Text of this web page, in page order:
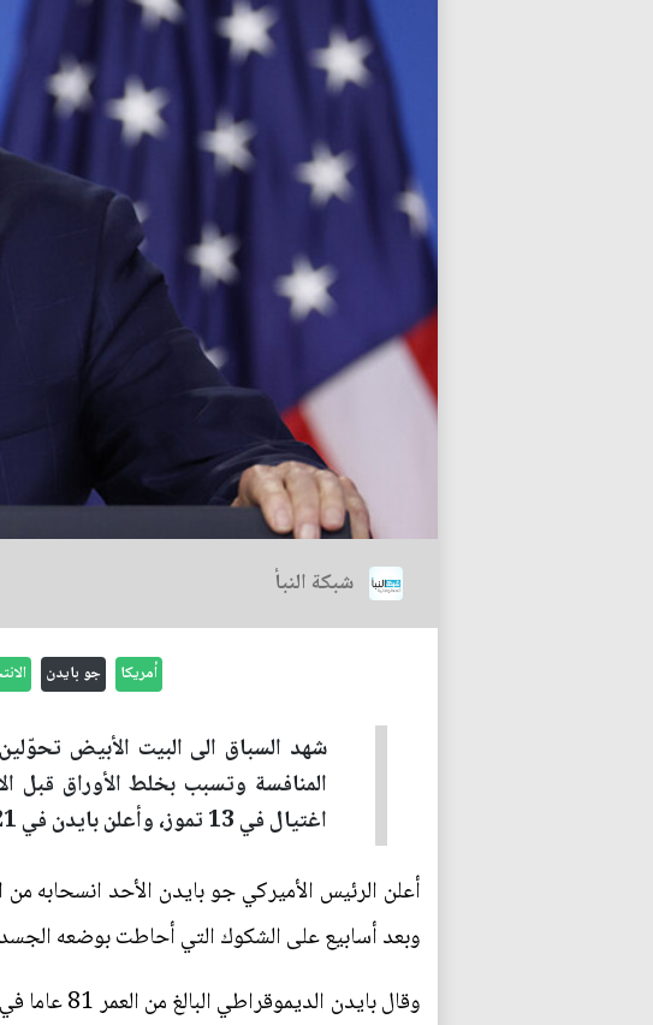
شبكة النبأ
أمريكا جو بايدن
شهد السباق الى البيت الأبيض
المنافسة وتسبب بخلط الأوراق قبل
اغتيال في 13 تموز، وأعلن بايدن في 21 منه انسحابه، ليرضخ...
وبعد أسابيع على الشكوك التي أحاطت بوضعه
وقال